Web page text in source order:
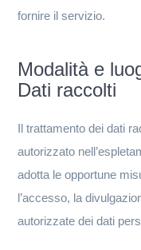
fornire il servizio.
Modalità e
Dati raccolti
Il trattamento dei dati
autorizzato
adotta le opportune
l’accesso, la
autorizzate dei dati